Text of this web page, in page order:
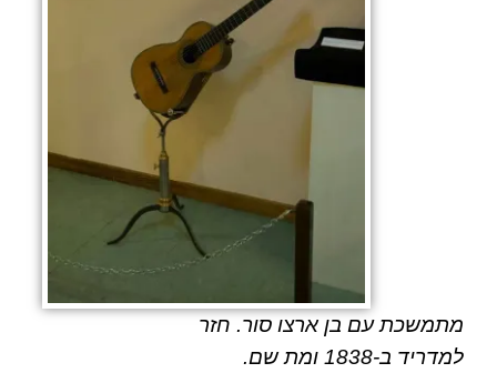
מתמשכת עם בן ארצו סור. חזר
למדריד ב-1838 ומת שם.